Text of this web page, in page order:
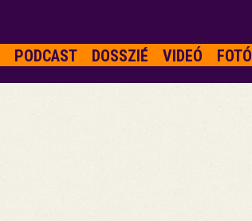
PODCAST DOSSZIÉ VIDEÓ FOTÓ